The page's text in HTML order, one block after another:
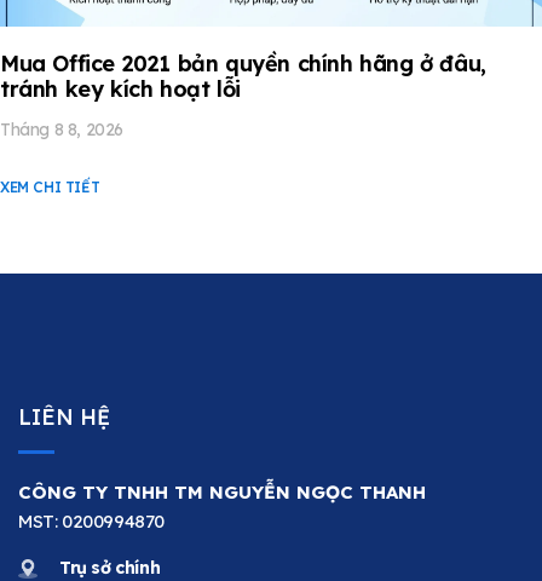
Mua Office 2021 bản quyền chính hãng ở đâu,
tránh key kích hoạt lỗi
Tháng 8 8, 2026
XEM CHI TIẾT
LIÊN HỆ
CÔNG TY TNHH TM NGUYỄN NGỌC THANH
MST: 0200994870
Trụ sở chính